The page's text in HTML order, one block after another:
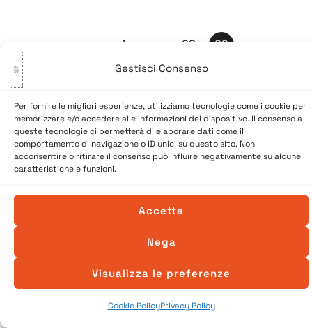
Gestisci Consenso
Per fornire le migliori esperienze, utilizziamo tecnologie come i cookie per
memorizzare e/o accedere alle informazioni del dispositivo. Il consenso a
queste tecnologie ci permetterà di elaborare dati come il
comportamento di navigazione o ID unici su questo sito. Non
acconsentire o ritirare il consenso può influire negativamente su alcune
caratteristiche e funzioni.
Accetta
Nega
Visualizza le preferenze
Cookie PolicyPrivacy Policy
degli
articoli
1 68 69
© 2026 A Venessia. Tutti i diritti sono riservati.